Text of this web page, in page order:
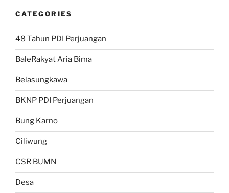
CATEGORIES
48 Tahun PDI Perjuangan
BaleRakyat Aria Bima
Belasungkawa
BKNP PDI Perjuangan
Bung Karno
Ciliwung
CSR BUMN
Desa